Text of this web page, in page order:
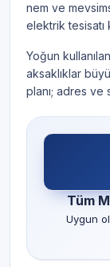
nem ve
elektrik tesisatı
Yoğun
aksaklıklar
planı; adres
Tüm
Uygun